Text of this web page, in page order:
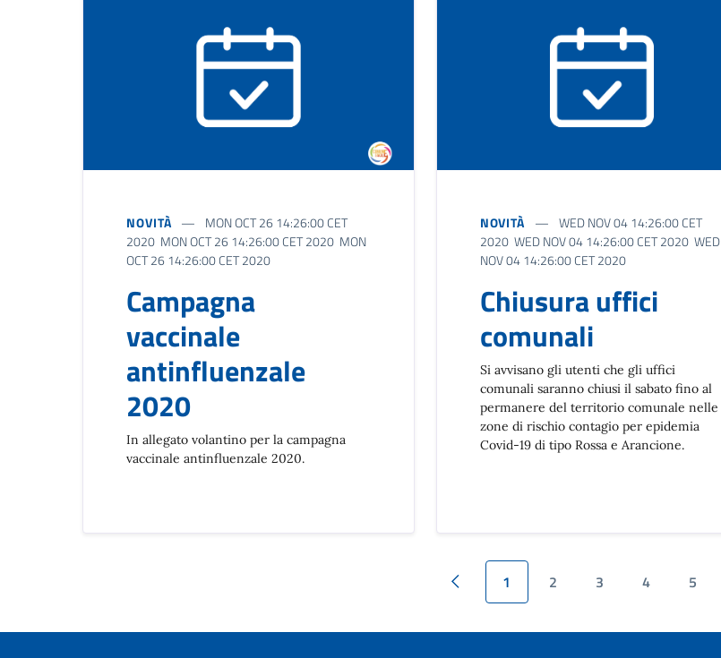
NOVITÀ
MON OCT 26 14:26:00 CET
2020 MON OCT 26 14:26:00 CET 2020 MON
OCT 26 14:26:00 CET 2020
Campagna
vaccinale
antinfluenzale
2020
In allegato volantino per la campagna
vaccinale antinfluenzale 2020.
NOVITÀ
WED NOV 04 14:26:00 CET
2020 WED NOV 04 14:26:00 CET 2020 WED
NOV 04 14:26:00 CET 2020
Chiusura uffici
comunali
Si avvisano gli utenti che gli uffici
comunali saranno chiusi il sabato fino al
permanere del territorio comunale nelle
zone di rischio contagio per epidemia
Covid-19 di tipo Rossa e Arancione.
Pagina precedente
1 2 3 4 5